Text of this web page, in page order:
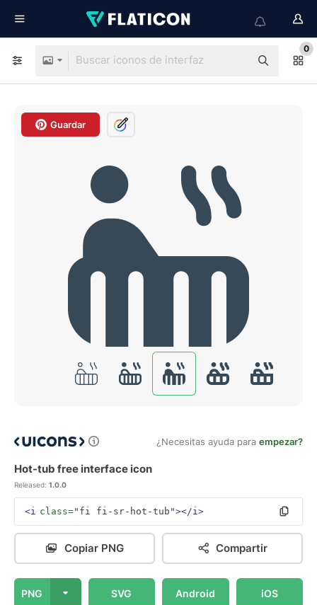
0
Guardar
¿Necesitas ayuda para empezar?
Hot-tub free interface icon
Released: 1.0.0
<i class="fi fi-sr-hot-tub"></i>
Copiar PNG Compartir
PNG SVG Android iOS